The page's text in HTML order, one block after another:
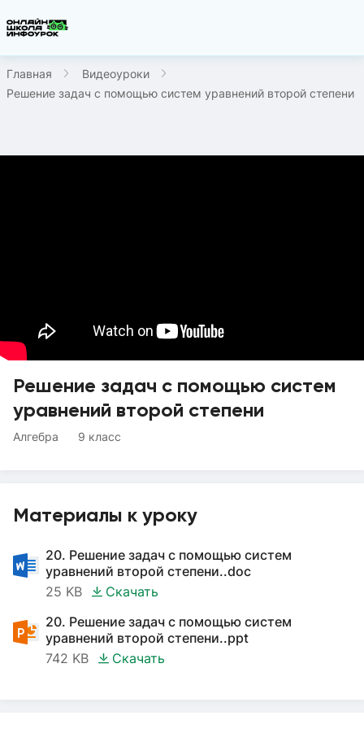
Главная
Видеоуроки
Решение задач с помощью систем уравнений второй степени
Решение задач с помощью систем
уравнений второй степени
Алгебра 9 класс
Материалы к уроку
20. Решение задач с помощью систем
уравнений второй степени..doc
25 KB
Скачать
20. Решение задач с помощью систем
уравнений второй степени..ppt
742 KB
Скачать